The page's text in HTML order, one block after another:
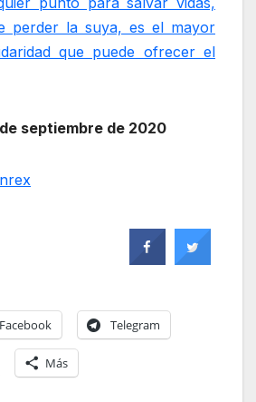
perder la suya, es el mayor
que puede ofrecer el
septiembre de 2020
Facebook Telegram
Más